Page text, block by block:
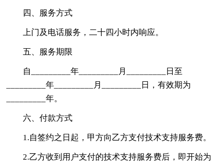
四、服务方式
上门及电话服务，二十四小时内响应。
五、服务期限
自_________年_________月_________日至
_________年_________月_________日，有效期为
_________年。
六、付款方式
1.自签约之日起，甲方向乙方支付技术支持服务费。
2.乙方收到用户支付的技术支持服务费后，即开始为